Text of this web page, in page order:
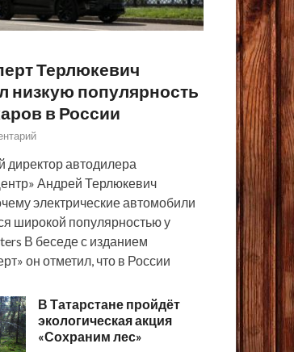
Терлюкевич
низкую популярность
в России
директор автодилера
Андрей Терлюкевич
электрические автомобили
широкой популярностью у
В беседе с изданием
он отметил, что в России
В Татарстане пройдёт
экологическая акция
«Сохраним лес»